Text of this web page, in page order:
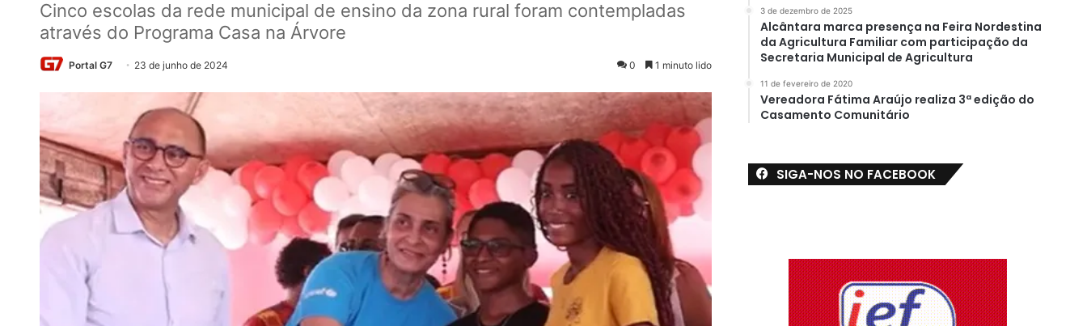
Cinco escolas da rede municipal de ensino da zona rural foram contempladas
através do Programa Casa na Árvore
Portal G7 23 de junho de 2024 0 1 minuto lido
3 de dezembro de 2025
Alcântara marca presença na Feira Nordestina
da Agricultura Familiar com participação da
Secretaria Municipal de Agricultura
11 de fevereiro de 2020
Vereadora Fátima Araújo realiza 3ª edição do
Casamento Comunitário
SIGA-NOS NO FACEBOOK